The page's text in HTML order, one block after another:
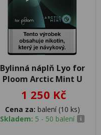
Bylinná náplň Lyo for
Ploom Arctic Mint U
1 250 Kč
Cena za: balení (10 ks)
Skladem: 5 - 50 balení